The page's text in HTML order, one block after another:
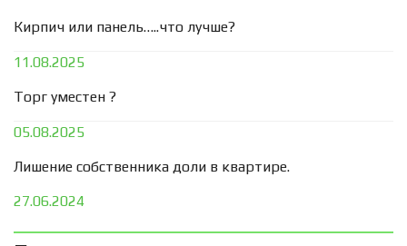
Кирпич или панель…..что лучше?
11.08.2025
Торг уместен ?
05.08.2025
Лишение собственника доли в квартире.
27.06.2024